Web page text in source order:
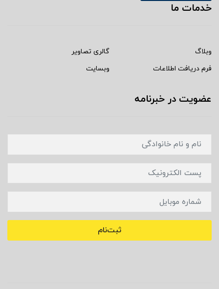
خدمات ما
وبلاگ
گالری تصاویر
فرم دریافت اطلاعات
وبسایت
عضویت در خبرنامه
ثبت‌نام